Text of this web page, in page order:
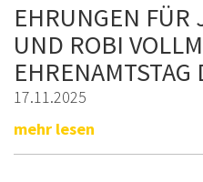
EHRUNGEN
UND ROBI
17.11.2025
mehr lesen